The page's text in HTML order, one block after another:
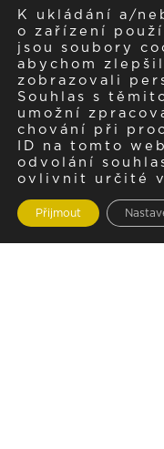
K ukládání a/
o zařízení
jsou soubory
abychom
zobrazovali
Souhlas s
umožní
chování při
ID na tomto
odvolání
ovlivnit určité
Přijmout